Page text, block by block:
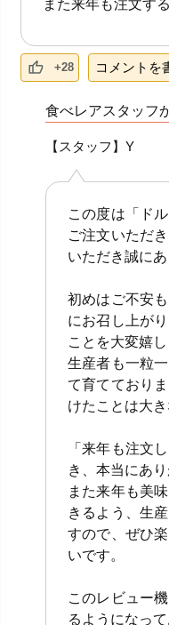
また来年も注文す
+28 コメントを
食べレアスタッフ
【スタッフ】Y
この度は「ド
ご注文いただ
いただき誠に
初めはご不安
にお召し上が
ことを大変嬉し
生産者も一粒
て育てており
けたことは大
「来年も注文
き、本当にあ
また来年も美
きるよう、生
すので、ぜひ
いです。
このレビュー
るようになって